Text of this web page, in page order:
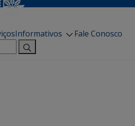
Informativos
Fale Conosco